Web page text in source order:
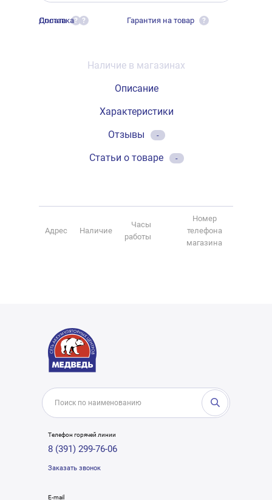
Оплата ?
Доставка ? Гарантия на товар ?
Наличие в магазинах
Описание
Характеристики
Отзывы
-
Статьи о товаре -
Адрес Наличие
Часы
работы
Номер
телефона
магазина
Телефон горячей линии
8 (391) 299-76-06
Заказать звонок
E-mail